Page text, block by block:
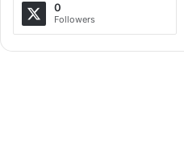
0
Followers